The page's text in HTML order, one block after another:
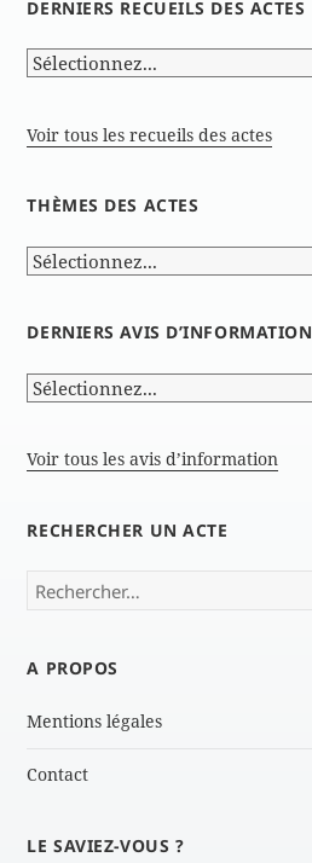
DERNIERS RECUEILS DES ACTES
Voir tous les recueils des actes
THÈMES DES ACTES
DERNIERS AVIS D’INFORMATION
Voir tous les avis d’information
RECHERCHER UN ACTE
Rechercher :
A PROPOS
Mentions légales
Contact
LE SAVIEZ-VOUS ?